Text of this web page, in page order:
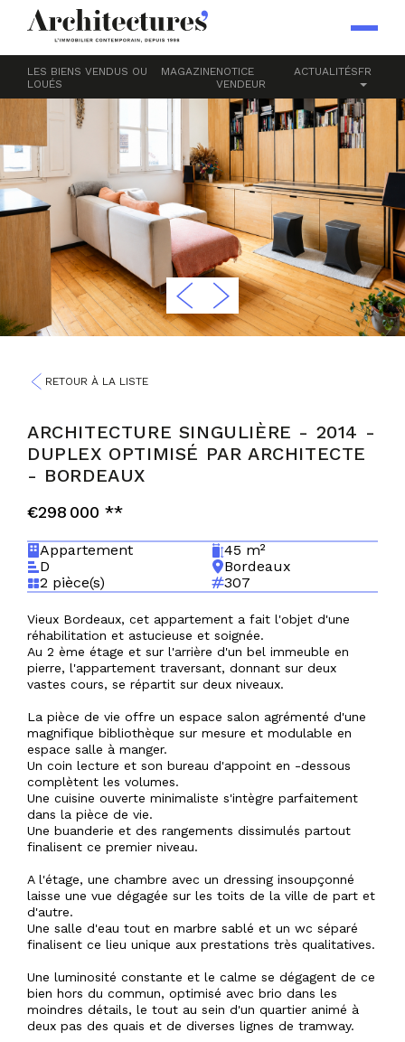
LES BIENS VENDUS OU
LOUÉS
MAGAZINENOTICE
VENDEUR
ACTUALITÉSFR
RETOUR À LA LISTE
ARCHITECTURE SINGULIÈRE - 2014 -
DUPLEX OPTIMISÉ PAR ARCHITECTE
- BORDEAUX
€298 000 **
Appartement
45 m²
D
Bordeaux
2 pièce(s)
307
Vieux Bordeaux, cet appartement a fait l'objet d'une
réhabilitation et astucieuse et soignée.
Au 2 ème étage et sur l'arrière d'un bel immeuble en
pierre, l'appartement traversant, donnant sur deux
vastes cours, se répartit sur deux niveaux.
La pièce de vie offre un espace salon agrémenté d'une
magnifique bibliothèque sur mesure et modulable en
espace salle à manger.
Un coin lecture et son bureau d'appoint en -dessous
complètent les volumes.
Une cuisine ouverte minimaliste s'intègre parfaitement
dans la pièce de vie.
Une buanderie et des rangements dissimulés partout
finalisent ce premier niveau.
A l'étage, une chambre avec un dressing insoupçonné
laisse une vue dégagée sur les toits de la ville de part et
d'autre.
Une salle d'eau tout en marbre sablé et un wc séparé
finalisent ce lieu unique aux prestations très qualitatives.
Une luminosité constante et le calme se dégagent de ce
bien hors du commun, optimisé avec brio dans les
moindres détails, le tout au sein d'un quartier animé à
deux pas des quais et de diverses lignes de tramway.